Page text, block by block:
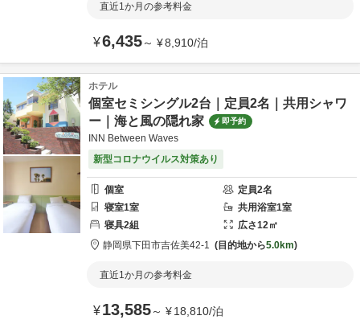
直近1か月の参考料金
¥6,435～ ¥8,910/泊
ホテル
個室セミシングル2台｜定員2名｜共用シャワ
ー｜海と風の隠れ家
即予約
INN Between Waves
新型コロナウイルス対策あり
個室 定員2名
寝室1室 共用浴室1室
寝具2組 広さ12㎡
静岡県下田市吉佐美42-1 目的地から5.0km
直近1か月の参考料金
¥13,585～ ¥18,810/泊